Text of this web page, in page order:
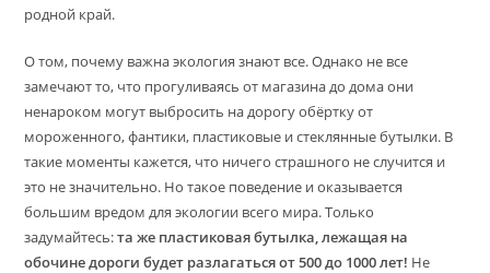
родной край.
О том, почему важна экология знают все. Однако не все
замечают то, что прогуливаясь от магазина до дома они
ненароком могут выбросить на дорогу обёртку от
мороженного, фантики, пластиковые и стеклянные бутылки. В
такие моменты кажется, что ничего страшного не случится и
это не значительно. Но такое поведение и оказывается
большим вредом для экологии всего мира. Только
задумайтесь:та же пластиковая бутылка, лежащая на
обочине дороги будет разлагаться от 500 до 1000 лет! Не